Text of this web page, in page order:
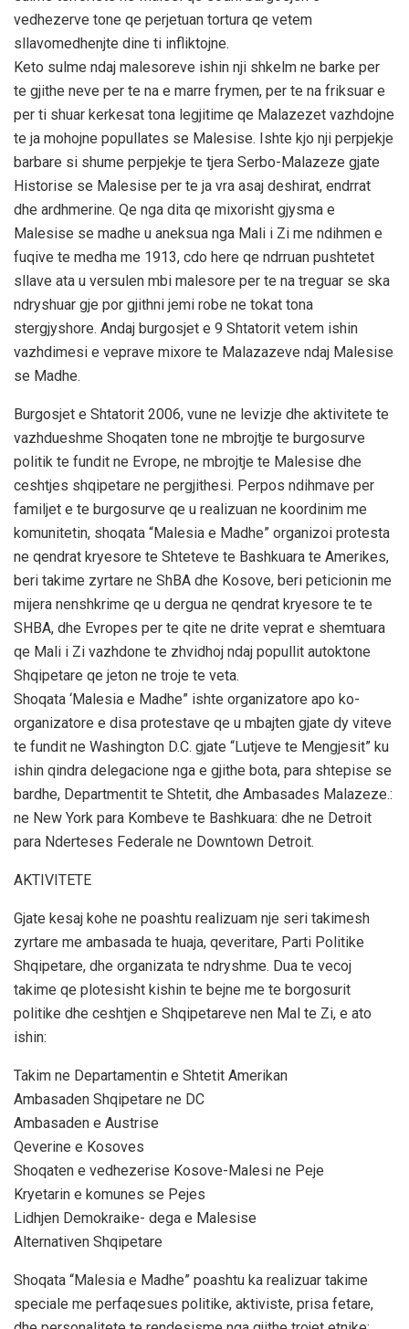
vedhezerve tone qe perjetuan tortura qe vetem
sllavomedhenjte dine ti infliktojne.
Keto sulme ndaj malesoreve ishin nji shkelm ne barke per
te gjithe neve per te na e marre frymen, per te na friksuar e
per ti shuar kerkesat tona legjitime qe Malazezet vazhdojne
te ja mohojne popullates se Malesise. Ishte kjo nji perpjekje
barbare si shume perpjekje te tjera Serbo-Malazeze gjate
Historise se Malesise per te ja vra asaj deshirat, endrrat
dhe ardhmerine. Qe nga dita qe mixorisht gjysma e
Malesise se madhe u aneksua nga Mali i Zi me ndihmen e
fuqive te medha me 1913, cdo here qe ndrruan pushtetet
sllave ata u versulen mbi malesore per te na treguar se ska
ndryshuar gje por gjithni jemi robe ne tokat tona
stergjyshore. Andaj burgosjet e 9 Shtatorit vetem ishin
vazhdimesi e veprave mixore te Malazazeve ndaj Malesise
se Madhe.
Burgosjet e Shtatorit 2006, vune ne levizje dhe aktivitete te
vazhdueshme Shoqaten tone ne mbrojtje te burgosurve
politik te fundit ne Evrope, ne mbrojtje te Malesise dhe
ceshtjes shqipetare ne pergjithesi. Perpos ndihmave per
familjet e te burgosurve qe u realizuan ne koordinim me
komunitetin, shoqata “Malesia e Madhe” organizoi protesta
ne qendrat kryesore te Shteteve te Bashkuara te Amerikes,
beri takime zyrtare ne ShBA dhe Kosove, beri peticionin me
mijera nenshkrime qe u dergua ne qendrat kryesore te te
SHBA, dhe Evropes per te qite ne drite veprat e shemtuara
qe Mali i Zi vazhdone te zhvidhoj ndaj popullit autoktone
Shqipetare qe jeton ne troje te veta.
Shoqata ‘Malesia e Madhe” ishte organizatore apo ko-
organizatore e disa protestave qe u mbajten gjate dy viteve
te fundit ne Washington D.C. gjate “Lutjeve te Mengjesit” ku
ishin qindra delegacione nga e gjithe bota, para shtepise se
bardhe, Departmentit te Shtetit, dhe Ambasades Malazeze.:
ne New York para Kombeve te Bashkuara: dhe ne Detroit
para Nderteses Federale ne Downtown Detroit.
AKTIVITETE
Gjate kesaj kohe ne poashtu realizuam nje seri takimesh
zyrtare me ambasada te huaja, qeveritare, Parti Politike
Shqipetare, dhe organizata te ndryshme. Dua te vecoj
takime qe plotesisht kishin te bejne me te borgosurit
politike dhe ceshtjen e Shqipetareve nen Mal te Zi, e ato
ishin:
Takim ne Departamentin e Shtetit Amerikan
Ambasaden Shqipetare ne DC
Ambasaden e Austrise
Qeverine e Kosoves
Shoqaten e vedhezerise Kosove-Malesi ne Peje
Kryetarin e komunes se Pejes
Lidhjen Demokraike- dega e Malesise
Alternativen Shqipetare
Shoqata “Malesia e Madhe” poashtu ka realizuar takime
speciale me perfaqesues politike, aktiviste, prisa fetare,